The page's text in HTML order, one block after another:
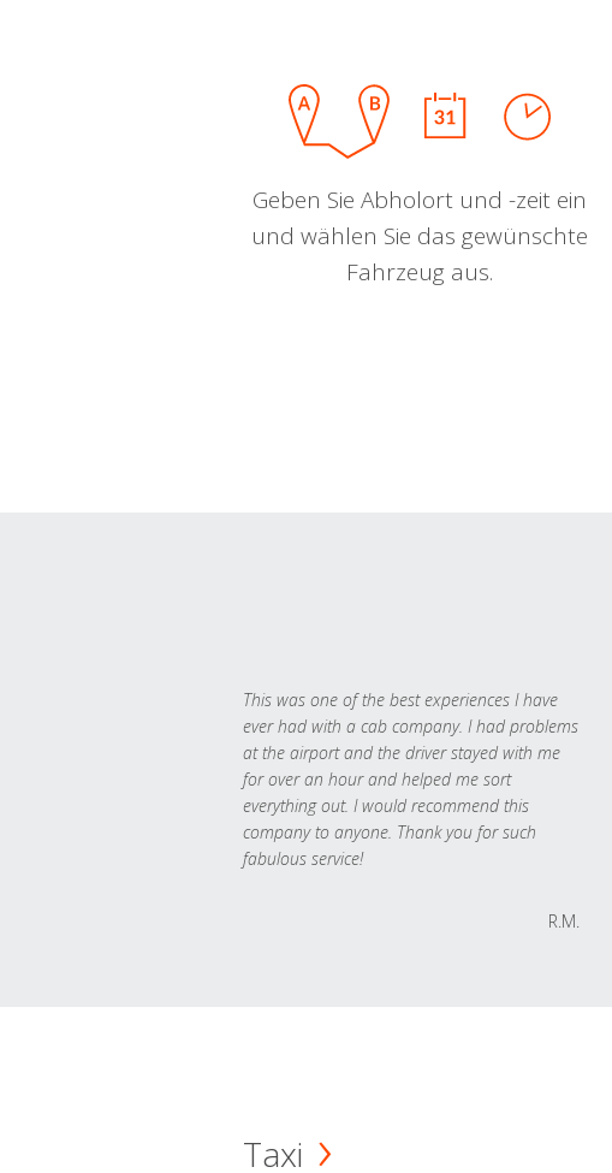
Geben Sie Abholort und -zeit ein
und wählen Sie das gewünschte
Fahrzeug aus.
This was one of the best experiences I have
ever had with a cab company. I had problems
at the airport and the driver stayed with me
for over an hour and helped me sort
everything out. I would recommend this
company to anyone. Thank you for such
fabulous service!
R.M.
Taxi